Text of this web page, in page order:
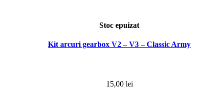
Stoc epuizat
Kit arcuri gearbox V2 – V3 – Classic Army
15,00 lei